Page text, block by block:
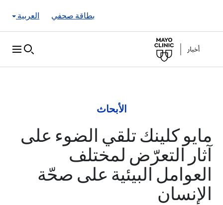
العربية
بطاقة صحفي
الأبحاث
مايو كلينك تلقي الضوء على
آثار التعرّض لمختلف
العوامل البيئية على صحّة
الإنسان